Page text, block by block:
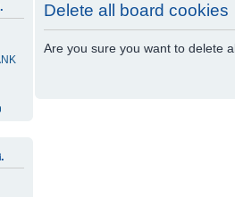
Delete all board cookies
Are you sure you want to delete